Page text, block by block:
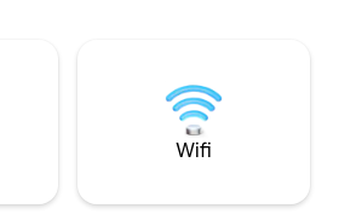
huoneisto. 400
ja Terrigalin
ja
myös oma
luonnonkauniista
paikallisista
Terrigalin
Wifi